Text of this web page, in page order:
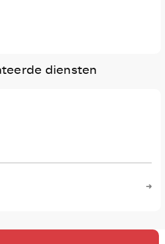
diensten